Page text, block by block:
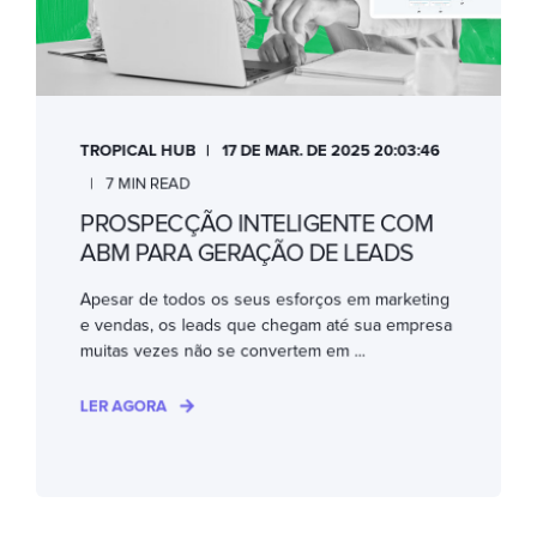
TROPICAL HUB
17 DE MAR. DE 2025 20:03:46
7 MIN READ
PROSPECÇÃO INTELIGENTE COM
ABM PARA GERAÇÃO DE LEADS
Apesar de todos os seus esforços em marketing
e vendas, os leads que chegam até sua empresa
muitas vezes não se convertem em ...
LER AGORA